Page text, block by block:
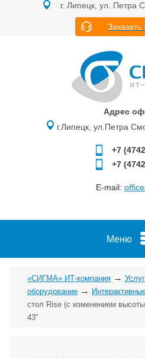
г. Липецк, ул. Петра
Заказать
Адрес
г.Липецк, ул.Петра
+7
+7
E-mail:
Меню
«СИГМА» ИТ-компания →
оборудование →
стол Rise (с изменением
43"